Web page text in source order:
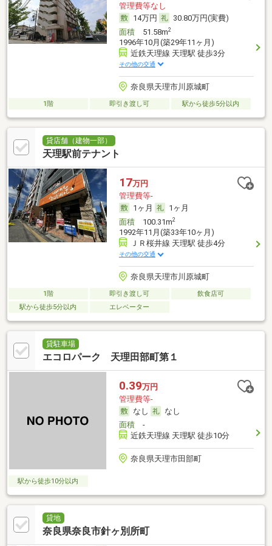
管理費等なし
14万円
30.80万円(実費)
面積51.58m2
1996年10月(築29年11ヶ月)
近鉄天理線 天理駅 徒歩3分
その他の交通
奈良県天理市川原城町
1階 即引き渡し可 駅から徒歩5分以内
貸店舗（建物一部）
天理駅前テナント
17万円
管理費等-
1ヶ月
1ヶ月
面積100.31m2
1992年11月(築33年10ヶ月)
ＪＲ桜井線 天理駅 徒歩4分
その他の交通
奈良県天理市川原城町
1階 即引き渡し可
飲食店可
駅から徒歩5分以内
エレベーター
貸駐車場
エコロパーク 天理田部町第１
0.39万円
管理費等-
なし
なし
面積-
近鉄天理線 天理駅 徒歩10分
奈良県天理市田部町
駅から徒歩10分以内
貸地
奈良県奈良市針ヶ別所町